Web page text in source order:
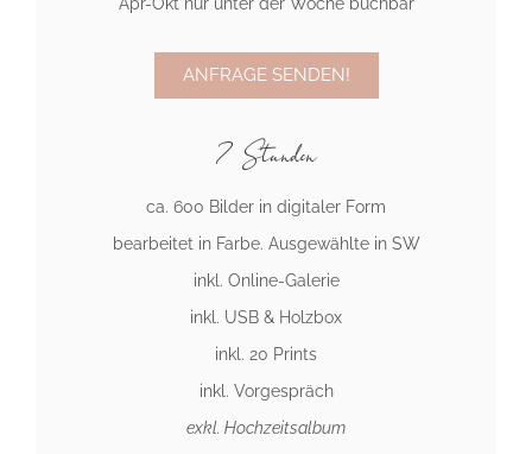
Apr-Okt nur unter der Woche buchbar
ANFRAGE SENDEN!
7 Stunden
ca. 600 Bilder in digitaler Form
bearbeitet in Farbe. Ausgewählte in SW
inkl. Online-Galerie
inkl. USB & Holzbox
inkl. 20 Prints
inkl. Vorgespräch
exkl. Hochzeitsalbum